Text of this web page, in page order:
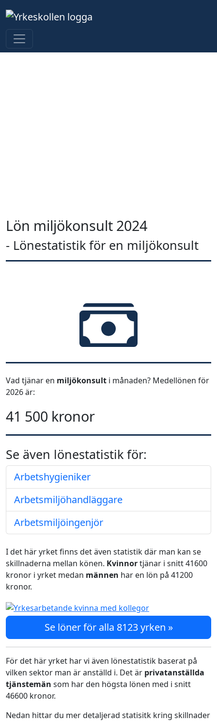
Lön miljökonsult 2024
- Lönestatistik för en miljökonsult
Vad tjänar en miljökonsult i månaden? Medellönen för
2026 är:
41 500 kronor
Se även lönestatistik för:
Arbetshygieniker
Arbetsmiljöhandläggare
Arbetsmiljöingenjör
I det här yrket finns det även statistik där man kan se
skillnaderna mellan könen. Kvinnortjänar i snitt 41600
kronor i yrket medan männen har en lön på 41200
kronor.
Se löner för alla 8123 yrken »
För det här yrket har vi även lönestatistik baserat på
vilken sektor man är anställd i. Det är privatanställda
tjänstemän som har den högsta lönen med i snitt
46600 kronor.
Nedan hittar du mer detaljerad statisitk kring skillnader